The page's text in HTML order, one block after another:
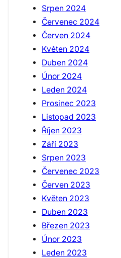
Srpen 2024
Červenec 2024
Červen 2024
Květen 2024
Duben 2024
Únor 2024
Leden 2024
Prosinec 2023
Listopad 2023
Říjen 2023
Září 2023
Srpen 2023
Červenec 2023
Červen 2023
Květen 2023
Duben 2023
Březen 2023
Únor 2023
Leden 2023